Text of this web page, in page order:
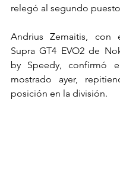
relegó al segundo
Andrius Zemaitis, con
Supra GT4 EVO2 de
by Speedy, confirmó
mostrado ayer,
posición en la división.